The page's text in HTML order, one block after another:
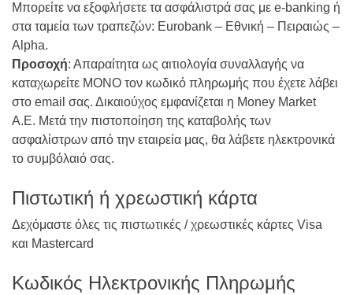
Μπορείτε να εξοφλήσετε τα ασφάλιστρά σας με e-banking ή
στα ταμεία των τραπεζών: Eurobank – Εθνική – Πειραιώς –
Alpha.
Προσοχή: Απαραίτητα ως αιτιολογία συναλλαγής να
καταχωρείτε ΜΟΝΟ τον κωδικό πληρωμής που έχετε λάβει
στο email σας. Δικαιούχος εμφανίζεται η Money Market
Α.Ε. Μετά την πιστοποίηση της καταβολής των
ασφαλίστρων από την εταιρεία μας, θα λάβετε ηλεκτρονικά
το συμβόλαιό σας.
Πιστωτική ή χρεωστική κάρτα
Δεχόμαστε όλες τις πιστωτικές / χρεωστικές κάρτες Visa
και Mastercard
Κωδικός Ηλεκτρονικής Πληρωμής